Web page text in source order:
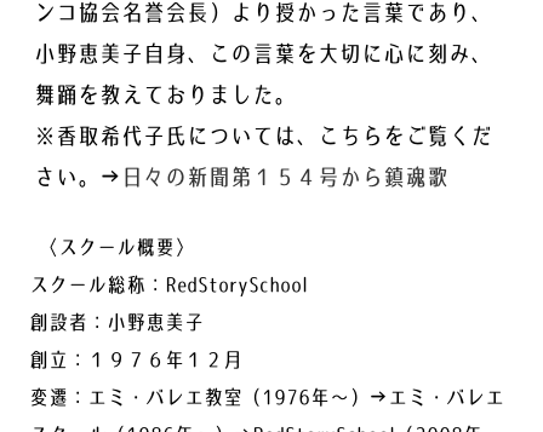
ンコ協会名誉会長）より授かった言葉であり、
小野恵美子自身、この言葉を大切に心に刻み、
舞踊を教えておりました。
※香取希代子氏については、こちらをご覧くだ
さい。→ 日々の新聞第１５４号から鎮魂歌
〈スクール概要〉
スクール総称：RedStorySchool
創設者：小野恵美子
創立：１９７６年１２月
変遷：エミ・バレエ教室（1976年～）→エミ・バレエ